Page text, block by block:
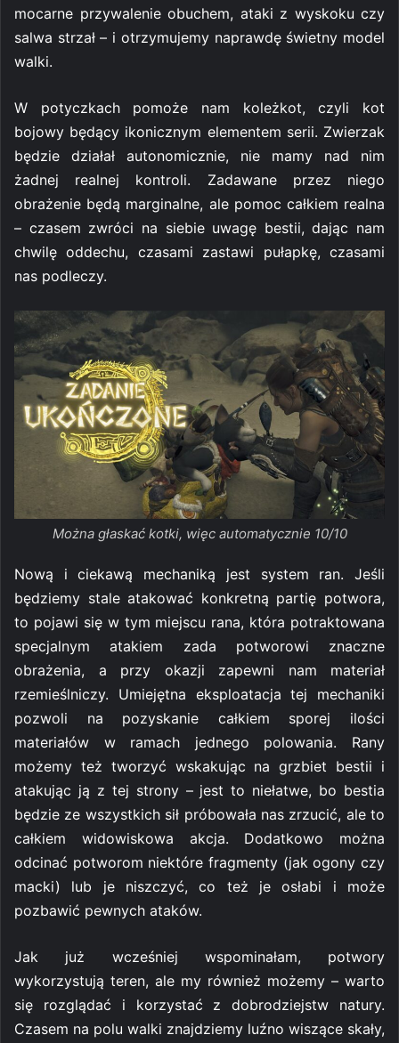
mocarne przywalenie obuchem, ataki z wyskoku czy
salwa strzał – i otrzymujemy naprawdę świetny model
walki.
W potyczkach pomoże nam koleżkot, czyli kot
bojowy będący ikonicznym elementem serii. Zwierzak
będzie działał autonomicznie, nie mamy nad nim
żadnej realnej kontroli. Zadawane przez niego
obrażenie będą marginalne, ale pomoc całkiem realna
– czasem zwróci na siebie uwagę bestii, dając nam
chwilę oddechu, czasami zastawi pułapkę, czasami
nas podleczy.
Można głaskać kotki, więc automatycznie 10/10
Nową i ciekawą mechaniką jest system ran. Jeśli
będziemy stale atakować konkretną partię potwora,
to pojawi się w tym miejscu rana, która potraktowana
specjalnym atakiem zada potworowi znaczne
obrażenia, a przy okazji zapewni nam materiał
rzemieślniczy. Umiejętna eksploatacja tej mechaniki
pozwoli na pozyskanie całkiem sporej ilości
materiałów w ramach jednego polowania. Rany
możemy też tworzyć wskakując na grzbiet bestii i
atakując ją z tej strony – jest to niełatwe, bo bestia
będzie ze wszystkich sił próbowała nas zrzucić, ale to
całkiem widowiskowa akcja. Dodatkowo można
odcinać potworom niektóre fragmenty (jak ogony czy
macki) lub je niszczyć, co też je osłabi i może
pozbawić pewnych ataków.
Jak już wcześniej wspominałam, potwory
wykorzystują teren, ale my również możemy – warto
się rozglądać i korzystać z dobrodziejstw natury.
Czasem na polu walki znajdziemy luźno wiszące skały,